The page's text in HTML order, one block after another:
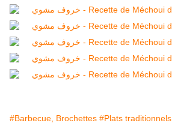
#Barbecue, Brochettes #Plats traditionnels